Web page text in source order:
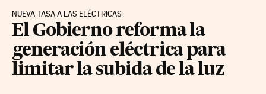
NUEVA TASA A LAS ELÉCTRICAS
El Gobierno reforma la
generación eléctrica para
limitar la subida de la luz